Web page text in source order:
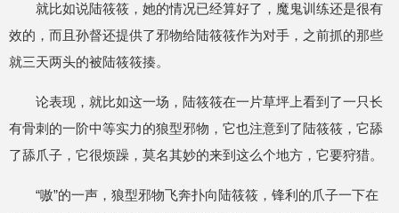
就比如说陆筱筱，她的情况已经算好了，魔鬼训练还是很有
效的，而且孙督还提供了邪物给陆筱筱作为对手，之前抓的那些
就三天两头的被陆筱筱揍。
论表现，就比如这一场，陆筱筱在一片草坪上看到了一只长
有骨刺的一阶中等实力的狼型邪物，它也注意到了陆筱筱，它舔
了舔爪子，它很烦躁，莫名其妙的来到这么个地方，它要狩猎。
“嗷”的一声，狼型邪物飞奔扑向陆筱筱，锋利的爪子一下在